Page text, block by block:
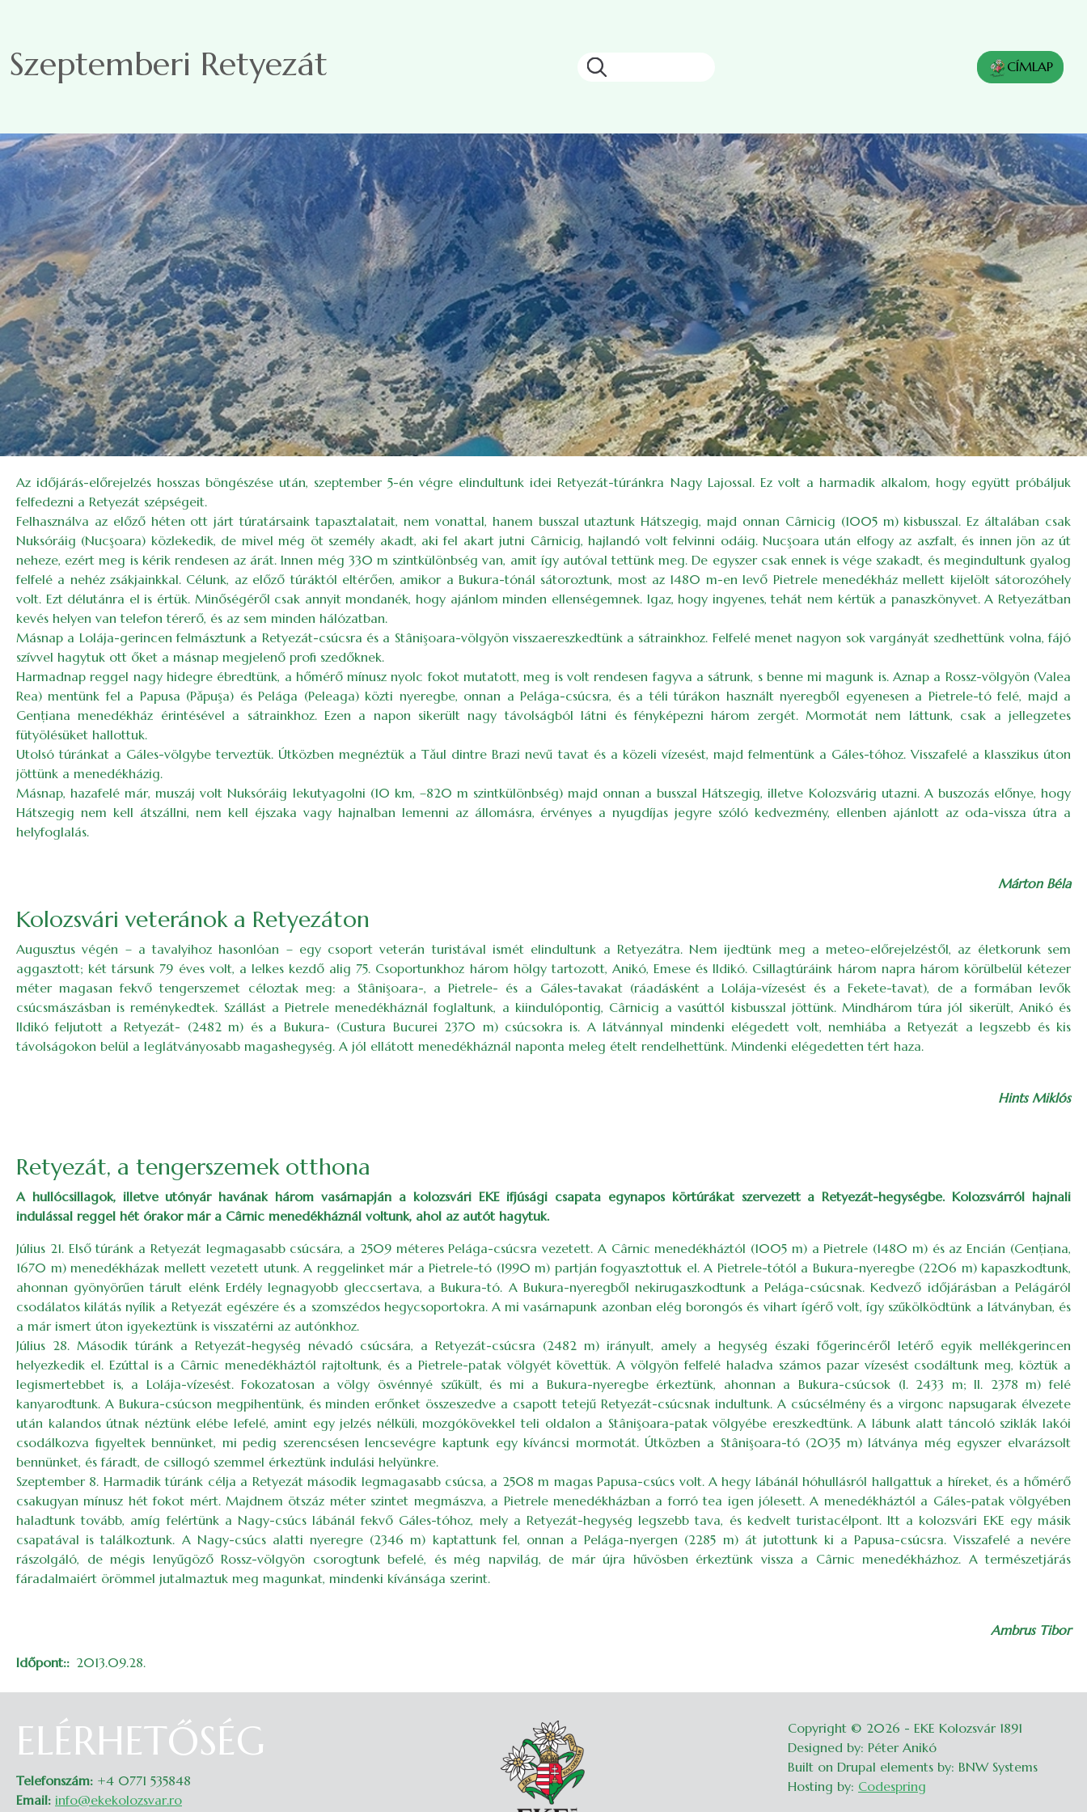
Szeptemberi Retyezát CÍMLAP
Az időjárás-előrejelzés hosszas böngészése után, szeptember 5-én végre elindultunk idei Retyezát-túránkra Nagy Lajossal. Ez volt a harmadik alkalom, hogy együtt próbáljuk
felfedezni a Retyezát szépségeit.
Felhasználva az előző héten ott járt túratársaink tapasztalatait, nem vonattal, hanem busszal utaztunk Hátszegig, majd onnan Cârnicig (1005 m) kisbusszal. Ez általában csak
Nuksóráig (Nucşoara) közlekedik, de mivel még öt személy akadt, aki fel akart jutni Cârnicig, hajlandó volt felvinni odáig. Nucşoara után elfogy az aszfalt, és innen jön az út
neheze, ezért meg is kérik rendesen az árát. Innen még 330 m szintkülönbség van, amit így autóval tettünk meg. De egyszer csak ennek is vége szakadt, és megindultunk gyalog
felfelé a nehéz zsákjainkkal. Célunk, az előző túráktól eltérően, amikor a Bukura-tónál sátoroztunk, most az 1480 m-en levő Pietrele menedékház mellett kijelölt sátorozóhely
volt. Ezt délutánra el is értük. Minőségéről csak annyit mondanék, hogy ajánlom minden ellenségemnek. Igaz, hogy ingyenes, tehát nem kértük a panaszkönyvet. A Retyezátban
kevés helyen van telefon térerő, és az sem minden hálózatban.
Másnap a Lolája-gerincen felmásztunk a Retyezát-csúcsra és a Stânişoara-völgyön visszaereszkedtünk a sátrainkhoz. Felfelé menet nagyon sok vargányát szedhettünk volna, fájó
szívvel hagytuk ott őket a másnap megjelenő profi szedőknek.
Harmadnap reggel nagy hidegre ébredtünk, a hőmérő mínusz nyolc fokot mutatott, meg is volt rendesen fagyva a sátrunk, s benne mi magunk is. Aznap a Rossz-völgyön (Valea
Rea) mentünk fel a Papusa (Păpuşa) és Pelága (Peleaga) közti nyeregbe, onnan a Pelága-csúcsra, és a téli túrákon használt nyeregből egyenesen a Pietrele-tó felé, majd a
Genţiana menedékház érintésével a sátrainkhoz. Ezen a napon sikerült nagy távolságból látni és fényképezni három zergét. Mormotát nem láttunk, csak a jellegzetes
fütyölésüket hallottuk.
Utolsó túránkat a Gáles-völgybe terveztük. Útközben megnéztük a Tăul dintre Brazi nevű tavat és a közeli vízesést, majd felmentünk a Gáles-tóhoz. Visszafelé a klasszikus úton
jöttünk a menedékházig.
Másnap, hazafelé már, muszáj volt Nuksóráig lekutyagolni (10 km, –820 m szintkülönbség) majd onnan a busszal Hátszegig, illetve Kolozsvárig utazni. A buszozás előnye, hogy
Hátszegig nem kell átszállni, nem kell éjszaka vagy hajnalban lemenni az állomásra, érvényes a nyugdíjas jegyre szóló kedvezmény, ellenben ajánlott az oda-vissza útra a
helyfoglalás.
Márton Béla
Kolozsvári veteránok a Retyezáton
Augusztus végén – a tavalyihoz hasonlóan – egy csoport veterán turistával ismét elindultunk a Retyezátra. Nem ijedtünk meg a meteo-előrejelzéstől, az életkorunk sem
aggasztott; két társunk 79 éves volt, a lelkes kezdő alig 75. Csoportunkhoz három hölgy tartozott, Anikó, Emese és Ildikó. Csillagtúráink három napra három körülbelül kétezer
méter magasan fekvő tengerszemet céloztak meg: a Stânişoara-, a Pietrele- és a Gáles-tavakat (ráadásként a Lolája-vízesést és a Fekete-tavat), de a formában levők
csúcsmászásban is reménykedtek. Szállást a Pietrele menedékháznál foglaltunk, a kiindulópontig, Cârnicig a vasúttól kisbusszal jöttünk. Mindhárom túra jól sikerült, Anikó és
Ildikó feljutott a Retyezát- (2482 m) és a Bukura- (Custura Bucurei 2370 m) csúcsokra is. A látvánnyal mindenki elégedett volt, nemhiába a Retyezát a legszebb és kis
távolságokon belül a leglátványosabb magashegység. A jól ellátott menedékháznál naponta meleg ételt rendelhettünk. Mindenki elégedetten tért haza.
Hints Miklós
Retyezát, a tengerszemek otthona
A hullócsillagok, illetve utónyár havának három vasárnapján a kolozsvári EKE ifjúsági csapata egynapos körtúrákat szervezett a Retyezát-hegységbe. Kolozsvárról hajnali
indulással reggel hét órakor már a Cârnic menedékháznál voltunk, ahol az autót hagytuk.
Július 21. Első túránk a Retyezát legmagasabb csúcsára, a 2509 méteres Pelága-csúcsra vezetett. A Cârnic menedékháztól (1005 m) a Pietrele (1480 m) és az Encián (Genţiana,
1670 m) menedékházak mellett vezetett utunk. A reggelinket már a Pietrele-tó (1990 m) partján fogyasztottuk el. A Pietrele-tótól a Bukura-nyeregbe (2206 m) kapaszkodtunk,
ahonnan gyönyörűen tárult elénk Erdély legnagyobb gleccsertava, a Bukura-tó. A Bukura-nyeregből nekirugaszkodtunk a Pelága-csúcsnak. Kedvező időjárásban a Pelágáról
csodálatos kilátás nyílik a Retyezát egészére és a szomszédos hegycsoportokra. A mi vasárnapunk azonban elég borongós és vihart ígérő volt, így szűkölködtünk a látványban, és
a már ismert úton igyekeztünk is visszatérni az autónkhoz.
Július 28. Második túránk a Retyezát-hegység névadó csúcsára, a Retyezát-csúcsra (2482 m) irányult, amely a hegység északi főgerincéről letérő egyik mellékgerincen
helyezkedik el. Ezúttal is a Cârnic menedékháztól rajtoltunk, és a Pietrele-patak völgyét követtük. A völgyön felfelé haladva számos pazar vízesést csodáltunk meg, köztük a
legismertebbet is, a Lolája-vízesést. Fokozatosan a völgy ösvénnyé szűkült, és mi a Bukura-nyeregbe érkeztünk, ahonnan a Bukura-csúcsok (I. 2433 m; II. 2378 m) felé
kanyarodtunk. A Bukura-csúcson megpihentünk, és minden erőnket összeszedve a csapott tetejű Retyezát-csúcsnak indultunk. A csúcsélmény és a virgonc napsugarak élvezete
után kalandos útnak néztünk elébe lefelé, amint egy jelzés nélküli, mozgókövekkel teli oldalon a Stânişoara-patak völgyébe ereszkedtünk. A lábunk alatt táncoló sziklák lakói
csodálkozva figyeltek bennünket, mi pedig szerencsésen lencsevégre kaptunk egy kíváncsi mormotát. Útközben a Stânişoara-tó (2035 m) látványa még egyszer elvarázsolt
bennünket, és fáradt, de csillogó szemmel érkeztünk indulási helyünkre.
Szeptember 8. Harmadik túránk célja a Retyezát második legmagasabb csúcsa, a 2508 m magas Papusa-csúcs volt. A hegy lábánál hóhullásról hallgattuk a híreket, és a hőmérő
csakugyan mínusz hét fokot mért. Majdnem ötszáz méter szintet megmászva, a Pietrele menedékházban a forró tea igen jólesett. A menedékháztól a Gáles-patak völgyében
haladtunk tovább, amíg felértünk a Nagy-csúcs lábánál fekvő Gáles-tóhoz, mely a Retyezát-hegység legszebb tava, és kedvelt turistacélpont. Itt a kolozsvári EKE egy másik
csapatával is találkoztunk. A Nagy-csúcs alatti nyeregre (2346 m) kaptattunk fel, onnan a Pelága-nyergen (2285 m) át jutottunk ki a Papusa-csúcsra. Visszafelé a nevére
rászolgáló, de mégis lenyűgöző Rossz-völgyön csorogtunk befelé, és még napvilág, de már újra hűvösben érkeztünk vissza a Cârnic menedékházhoz. A természetjárás
fáradalmaiért örömmel jutalmaztuk meg magunkat, mindenki kívánsága szerint.
Ambrus Tibor
Időpont:
2013.09.28.
ELÉRHETŐSÉG
Telefonszám: +4 0771 535848
Email: info@ekekolozsvar.ro
Copyright © 2026 - EKE Kolozsvár 1891
Designed by: Péter Anikó
Built on Drupal elements by: BNW Systems
Hosting by: Codespring